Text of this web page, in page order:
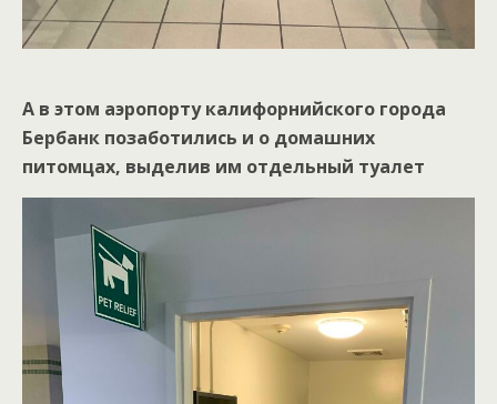
А в этом аэропорту калифорнийского города
Бербанк позаботились и о домашних
питомцах, выделив им отдельный туалет